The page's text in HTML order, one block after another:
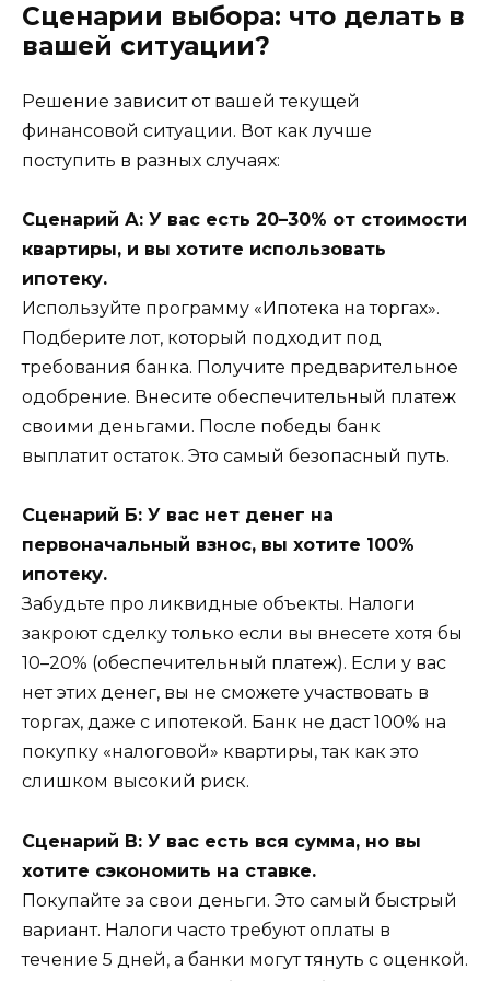
Сценарии выбора: что делать в
вашей ситуации?
Решение зависит от вашей текущей
финансовой ситуации. Вот как лучше
поступить в разных случаях:
Сценарий А: У вас есть 20–30% от стоимости
квартиры, и вы хотите использовать
ипотеку.
Используйте программу «Ипотека на торгах».
Подберите лот, который подходит под
требования банка. Получите предварительное
одобрение. Внесите обеспечительный платеж
своими деньгами. После победы банк
выплатит остаток. Это самый безопасный путь.
Сценарий Б: У вас нет денег на
первоначальный взнос, вы хотите 100%
ипотеку.
Забудьте про ликвидные объекты. Налоги
закроют сделку только если вы внесете хотя бы
10–20% (обеспечительный платеж). Если у вас
нет этих денег, вы не сможете участвовать в
торгах, даже с ипотекой. Банк не даст 100% на
покупку «налоговой» квартиры, так как это
слишком высокий риск.
Сценарий В: У вас есть вся сумма, но вы
хотите сэкономить на ставке.
Покупайте за свои деньги. Это самый быстрый
вариант. Налоги часто требуют оплаты в
течение 5 дней, а банки могут тянуть с оценкой.